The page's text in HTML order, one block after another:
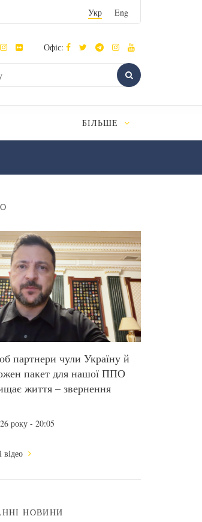
Укр Eng
Офіс:
БІЛЬШЕ
партнери чули Україну й
пакет для нашої ППО
життя – звернення
року - 20:05
відео
НОВИНИ